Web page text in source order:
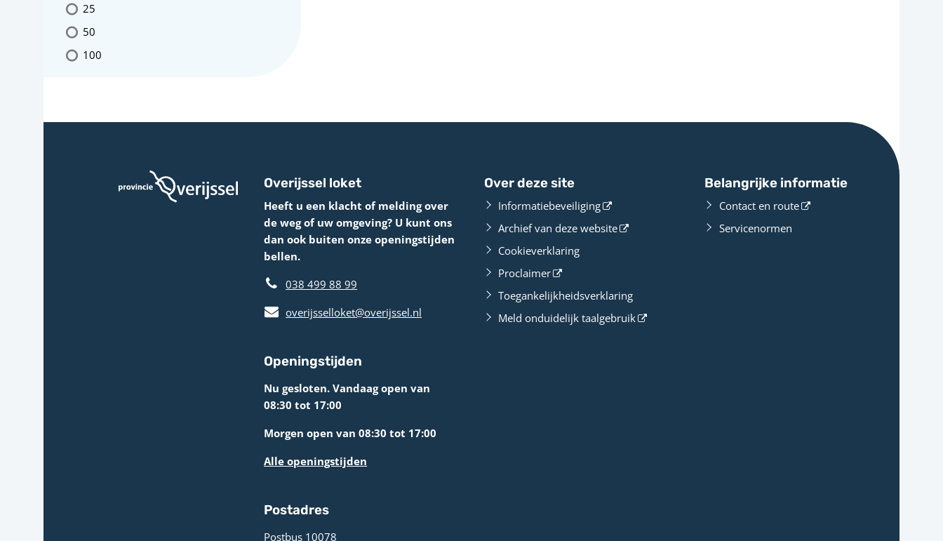
25
50
100
Overijssel loket
Heeft u een klacht of melding over
de weg of uw omgeving? U kunt ons
dan ook buiten onze openingstijden
bellen.
038 499 88 99
overijsselloket@overijssel.nl
Openingstijden
Nu gesloten. Vandaag open van
08:30 tot 17:00
Morgen open van 08:30 tot 17:00
Alle openingstijden
Postadres
Postbus 10078 ­
Over deze site
Informatiebeveiliging
Archief van deze website
Cookieverklaring
Proclaimer
Toegankelijkheidsverklaring
Meld onduidelijk taalgebruik
Belangrijke informatie
Contact en route
Servicenormen